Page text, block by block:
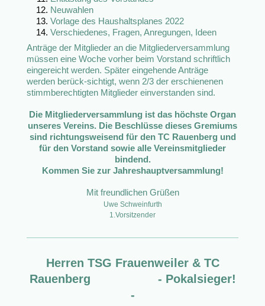
Neuwahlen
Vorlage des Haushaltsplanes 2022
Verschiedenes, Fragen, Anregungen, Ideen
Anträge der Mitglieder an die Mitgliederversammlung
müssen eine Woche vorher beim Vorstand schriftlich
eingereicht werden. Später eingehende Anträge
werden berück-sichtigt, wenn 2/3 der erschienenen
stimmberechtigten Mitglieder einverstanden sind.
Die Mitgliederversammlung ist das höchste Organ
unseres Vereins. Die Beschlüsse dieses Gremiums
sind richtungsweisend für den TC Rauenberg und
für den Vorstand sowie alle Vereinsmitglieder
bindend.
Kommen Sie zur Jahreshauptversammlung!
Mit freundlichen Grüßen
Uwe Schweinfurth
1.Vorsitzender
Herren TSG Frauenweiler & TC
Rauenberg - Pokalsieger!
-